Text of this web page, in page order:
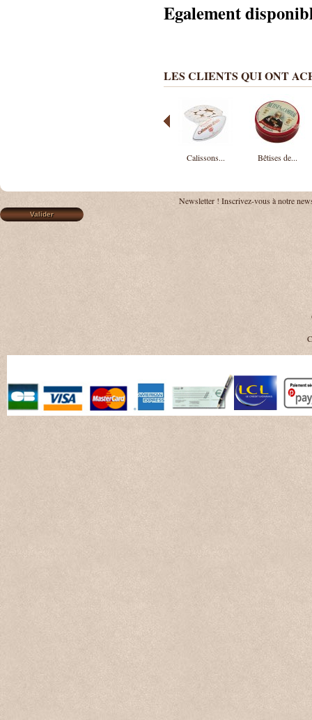
Egalement
LES CLIENTS QUI ONT
Calissons... Bêtises de...
Newsletter ! Inscrivez-vous à notre